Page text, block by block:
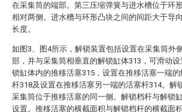
在采集筒的端部。第三压缩弹簧与进水槽位于环
相对两侧。进水槽与环形凸块之间的间距大于导
长度。
如图3、图4所示，解锁装置包括设置在采集筒外
部，并与采集筒相垂直的解锁缸体313，可滑动
锁缸体内的推移活塞315，设置在推移活塞一端的
杆318及设置在推移活塞另一端的活塞杆314。解
采集筒位于推移活塞的同一侧。解锁档杆与解锁
设置。推移活塞的横截面积与解锁档杆的横截面